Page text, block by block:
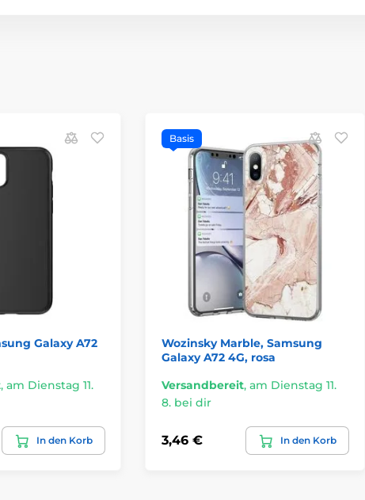
Galaxy A72
, am Dienstag 11.
In den Korb
Basis
Wozinsky Marble, Samsung
Galaxy A72 4G, rosa
Versandbereit, am Dienstag 11.
8. bei dir
3,46 € In den Korb